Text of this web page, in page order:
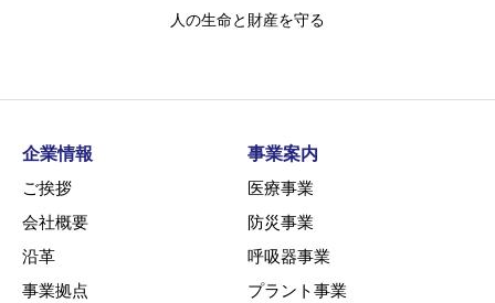
人の生命と財産を守る
企業情報
ご挨拶
会社概要
沿革
事業拠点
事業案内
医療事業
防災事業
呼吸器事業
プラント事業